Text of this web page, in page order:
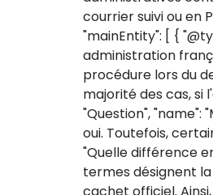
courrier suivi ou en
"mainEntity": [ {
administration
procédure lors du
majorité des cas, si
"Question", "name":
oui. Toutefois,
"Quelle différence
termes désignent
cachet officiel.